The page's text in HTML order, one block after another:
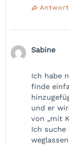
Sabine
Ich habe
finde
und er
von „mit
Ich